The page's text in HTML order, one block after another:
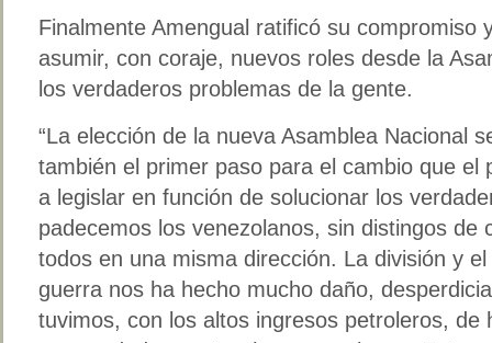
Finalmente Amengual ratificó su compromiso
asumir, con coraje, nuevos roles desde la
los verdaderos problemas de la gente.
“La elección de la nueva Asamblea Nacional
también el primer paso para el cambio que
a legislar en función de solucionar los
padecemos los venezolanos, sin distingos de
todos en una misma dirección. La división y
guerra nos ha hecho mucho daño,
tuvimos, con los altos ingresos petroleros, de